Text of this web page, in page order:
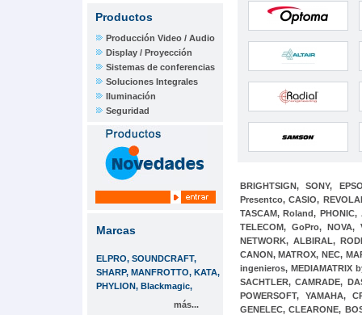
Productos
Producción Video / Audio
Display / Proyección
Sistemas de conferencias
Soluciones Integrales
Iluminación
Seguridad
Marcas
ELPRO, SOUNDCRAFT,
SHARP, MANFROTTO, KATA,
PHYLION, Blackmagic,
más...
BRIGHTSIGN,SONY,
Presentco,CASIO,
TASCAM,Roland,PHONIC,
TELECOM, GoPro, NOVA,
NETWORK, ALBIRAL,
CANON,MATROX,NEC,
ingenieros, MEDIAMATRIX
SACHTLER,CAMRADE,
POWERSOFT, YAMAHA,
GENELEC, CLEARONE,